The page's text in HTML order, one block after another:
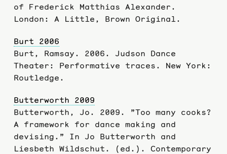
of Frederick Matthias Alexander.
London: A Little, Brown Original.
Burt 2006
Burt, Ramsay. 2006. Judson Dance
Theater: Performative traces. New York:
Routledge.
Butterworth 2009
Butterworth, Jo. 2009. ”Too many cooks?
A framework for dance making and
devising.” In Jo Butterworth and
Liesbeth Wildschut. (ed.). Contemporary